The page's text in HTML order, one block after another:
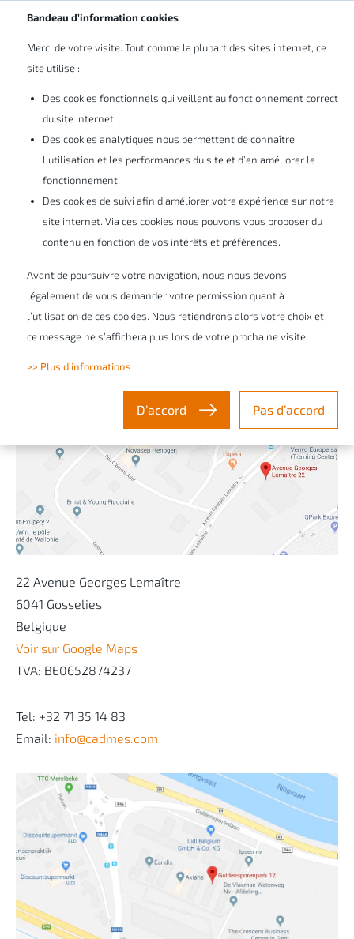
Bandeau d’information cookies
Merci de votre visite. Tout comme la plupart des sites internet, ce
site utilise :
Des cookies fonctionnels qui veillent au fonctionnement correct
du site internet.
Des cookies analytiques nous permettent de connaître
l’utilisation et les performances du site et d’en améliorer le
fonctionnement.
Des cookies de suivi afin d’améliorer votre expérience sur notre
site internet. Via ces cookies nous pouvons vous proposer du
contenu en fonction de vos intérêts et préférences.
Avant de poursuivre votre navigation, nous nous devons
légalement de vous demander votre permission quant à
l’utilisation de ces cookies. Nous retiendrons alors votre choix et
ce message ne s’affichera plus lors de votre prochaine visite.
>> Plus d’informations
D’accord Pas d’accord
Abonnez-vous à nos newsletters
Contact
Heures d'ouverture
Lundi - jeudi : 8h30 à 17h
Belgique
22 Avenue Georges Lemaître
6041 Gosselies
Belgique
Voir sur Google Maps
TVA: BE0652874237
Tel: +32 71 35 14 83
Email: info@cadmes.com